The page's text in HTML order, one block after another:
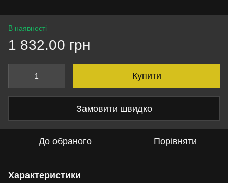
В наявності
1 832.00 грн
Купити
Замовити швидко
До обраного Порівняти
Характеристики